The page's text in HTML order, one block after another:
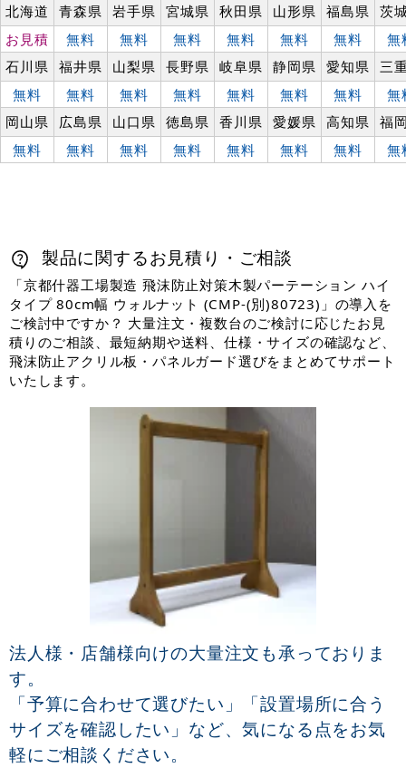
北海道
青森県 岩手県 宮城県 秋田県 山形県 福島県
茨
お見積
無料 無料 無料 無料 無料 無料
無
石川県
福井県 山梨県 長野県 岐阜県 静岡県 愛知県
三
無料
無料 無料 無料 無料 無料 無料
無
岡山県
広島県 山口県 徳島県 香川県 愛媛県 高知県
福
無料
無料 無料 無料 無料 無料 無料 無
製品に関するお見積り・ご相談
「京都什器工場製造 飛沫防止対策木製パーテーション ハイ
タイプ 80cm幅 ウォルナット (CMP-(別)80723)」の導入を
ご検討中ですか？ 大量注文・複数台のご検討に応じたお見
積りのご相談、最短納期や送料、仕様・サイズの確認など、
飛沫防止アクリル板・パネルガード選びをまとめてサポート
いたします。
法人様・店舗様向けの大量注文も承っておりま
す。
「予算に合わせて選びたい」「設置場所に合う
サイズを確認したい」など、気になる点をお気
軽にご相談ください。